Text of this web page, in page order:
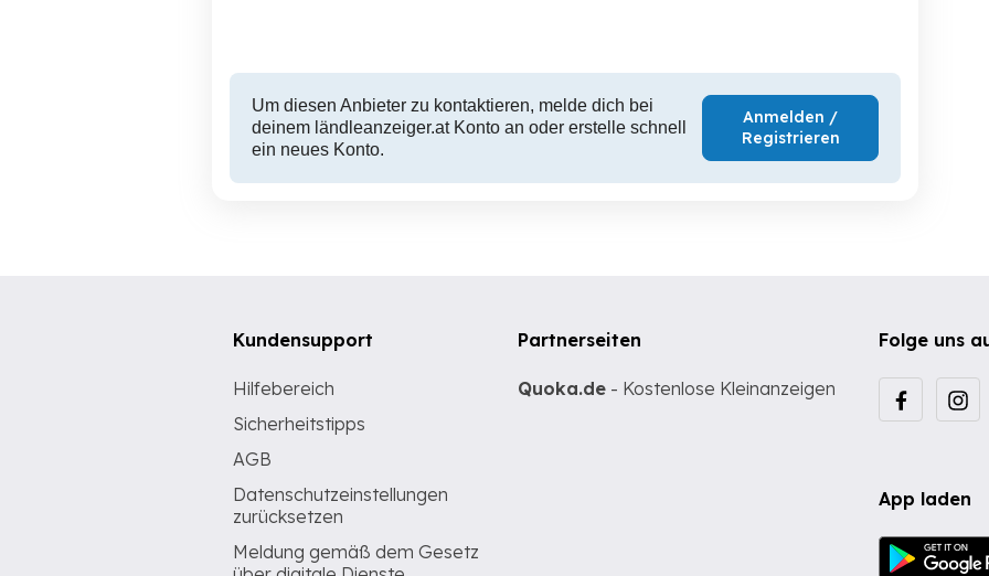
Um diesen Anbieter zu kontaktieren, melde dich bei
deinem ländleanzeiger.at Konto an oder erstelle schnell
ein neues Konto.
Anmelden /
Registrieren
Folge uns
App laden
Kundensupport
Hilfebereich
Sicherheitstipps
AGB
Datenschutzeinstellungen
zurücksetzen
Meldung gemäß dem Gesetz
Partnerseiten
Quoka.de - Kostenlose Kleinanzeigen